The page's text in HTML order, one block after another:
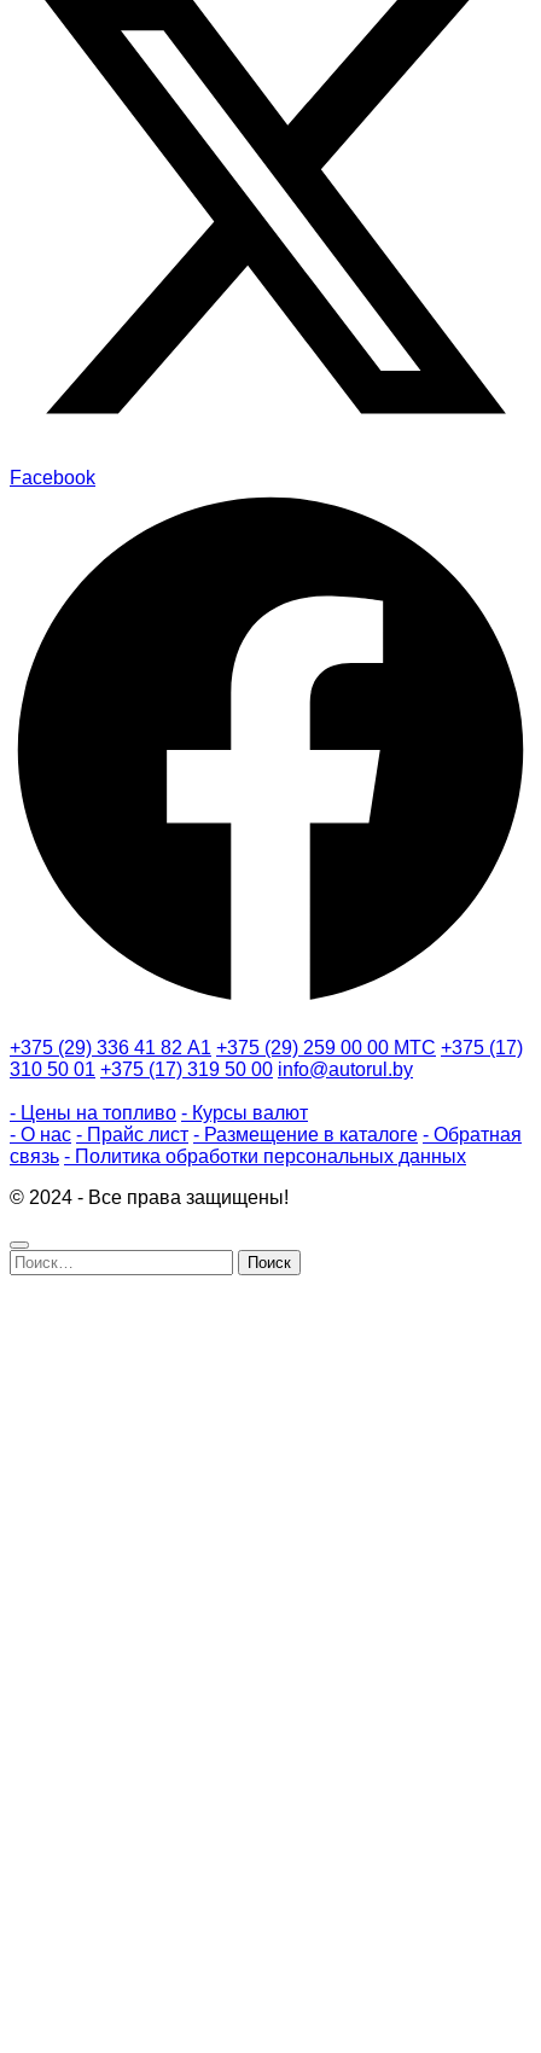
Facebook
+375 (29) 336 41 82 А1 +375 (29) 259 00 00 МТС +375 (17)
310 50 01 +375 (17) 319 50 00 info@autorul.by
- Цены на топливо - Курсы валют
- О нас - Прайс лист - Размещение в каталоге - Обратная
связь - Политика обработки персональных данных
© 2024 - Все права защищены!
Найти: